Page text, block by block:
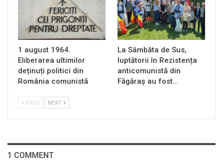
1 august 1964.
Eliberarea ultimilor
deținuți politici din
România comunistă
La Sâmbăta de Sus,
luptătorii în Rezistența
anticomunistă din
Făgăraș au fost…
PREV NEXT
1 COMMENT